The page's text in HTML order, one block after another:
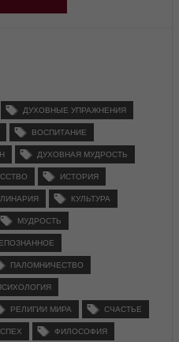
ДУХОВНЫЕ УПРАЖНЕНИЯ
ВОСПИТАНИЕ
ДУХОВНАЯ МУДРОСТЬ
ИСТОРИЯ
КУЛЬТУРА
МУДРОСТЬ
ПАЛОМНИЧЕСТВО
РЕЛИГИИ МИРА СЧАСТЬЕ
ФИЛОСОФИЯ